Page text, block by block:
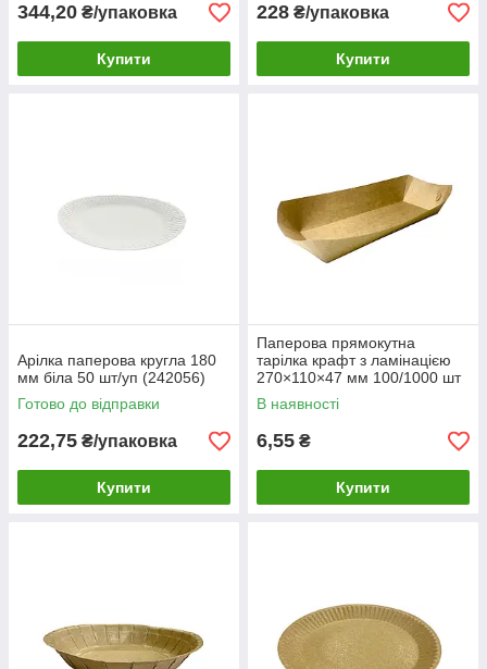
344,20 ₴/упаковка
Купити
228 ₴/упаковка
Купити
Арілка паперова кругла 180
мм біла 50 шт/уп (242056)
Готово до відправки
222,75 ₴/упаковка
Купити
Паперова прямокутна
тарілка крафт з ламінацією
270×110×47 мм 100/1000 шт
В наявності
6,55 ₴
Купити